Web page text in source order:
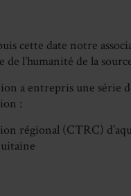
cette date notre
l’humanité de la
a entrepris une
:
régional (CTRC)